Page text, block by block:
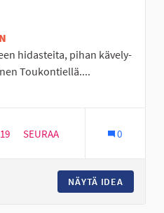
hidasteita, pihan kävely-
Toukontiellä....
Itäinen Seinäjoki
19 19 SEURAAJAA
SEURAA 0
NÄYTÄ IDEA